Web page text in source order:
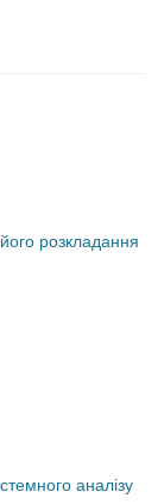
розкладання
аналізу